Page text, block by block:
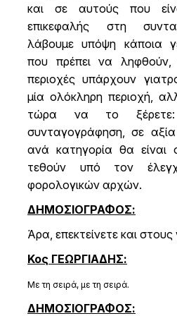
και σε αυτούς που
επικεφαλής στη
λάβουμε υπόψη κάποια
που πρέπει να ληφθούν,
περιοχές υπάρχουν
μία ολόκληρη περιοχή,
τώρα να το
συνταγογράφηση, σε
ανά κατηγορία θα είναι
τεθούν υπό τον
φορολογικών αρχών.
ΔΗΜΟΣΙΟΓΡΑΦΟΣ:
Άρα, επεκτείνετε και
Κος ΓΕΩΡΓΙΑΔΗΣ:
Με τη σειρά, με τη σειρά.
ΔΗΜΟΣΙΟΓΡΑΦΟΣ: